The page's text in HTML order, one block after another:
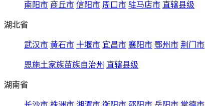
南阳市 商丘市 信阳市 周口市 驻马店市 直辖县级
湖北省
武汉市 黄石市 十堰市 宜昌市 襄阳市 鄂州市 荆门市
恩施土家族苗族自治州 直辖县级
湖南省